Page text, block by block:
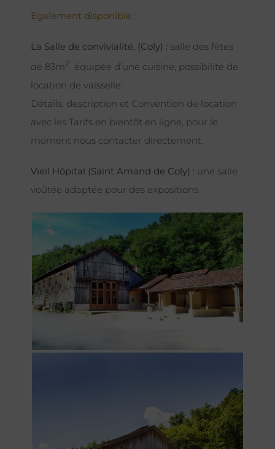
Egalement disponible :
La Salle de convivialité, (Coly) : salle des fêtes
de 83m2 équipée d’une cuisine, possibilité de
location de vaisselle.
Détails, description et Convention de location
avec les Tarifs en bientôt en ligne, pour le
moment nous contacter directement.
Vieil Hôpital (Saint Amand de Coly) : une salle
voûtée adaptée pour des expositions